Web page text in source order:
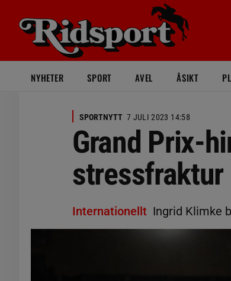
NYHETER SPORT AVEL ÅSIKT
SPORTNYTT 7 JULI 2023 14:58
Grand Prix-
stressfraktur
Internationellt Ingrid Klimke